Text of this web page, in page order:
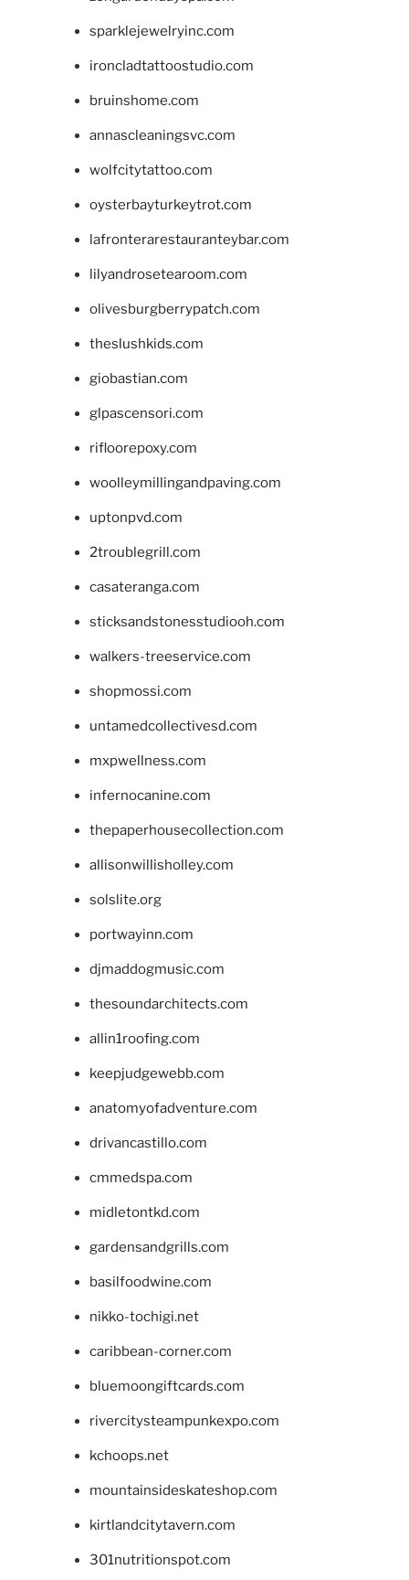
sparklejewelryinc.com
ironcladtattoostudio.com
bruinshome.com
annascleaningsvc.com
wolfcitytattoo.com
oysterbayturkeytrot.com
lafronterarestauranteybar.com
lilyandrosetearoom.com
olivesburgberrypatch.com
theslushkids.com
giobastian.com
glpascensori.com
rifloorepoxy.com
woolleymillingandpaving.com
uptonpvd.com
2troublegrill.com
casateranga.com
sticksandstonesstudiooh.com
walkers-treeservice.com
shopmossi.com
untamedcollectivesd.com
mxpwellness.com
infernocanine.com
thepaperhousecollection.com
allisonwillisholley.com
solslite.org
portwayinn.com
djmaddogmusic.com
thesoundarchitects.com
allin1roofing.com
keepjudgewebb.com
anatomyofadventure.com
drivancastillo.com
cmmedspa.com
midletontkd.com
gardensandgrills.com
basilfoodwine.com
nikko-tochigi.net
caribbean-corner.com
bluemoongiftcards.com
rivercitysteampunkexpo.com
kchoops.net
mountainsideskateshop.com
kirtlandcitytavern.com
301nutritionspot.com